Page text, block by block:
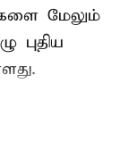
மேலும்
புதிய